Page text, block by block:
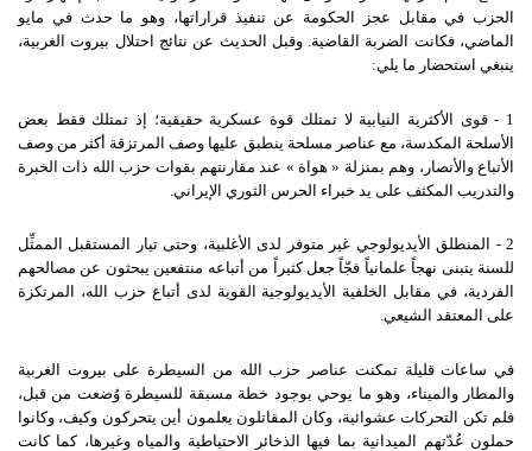
الحزب في مقابل عجز الحكومة عن تنفيذ قراراتها، وهو ما حدث في مايو
الماضي، فكانت الضربة القاضية. وقبل الحديث عن نتائج احتلال بيروت الغربية،
ينبغي استحضار ما يلي:
1 - قوى الأكثرية النيابية لا تمتلك قوة عسكرية حقيقية؛ إذ تمتلك فقط بعض
الأسلحة المكدسة، مع عناصر مسلحة ينطبق عليها وصف المرتزقة أكثر من وصف
الأتباع والأنصار، وهم بمنزلة « هواة » عند مقارنتهم بقوات حزب الله ذات الخبرة
والتدريب المكثف على يد خبراء الحرس الثوري الإيراني.
2 - المنطلق الأيديولوجي غير متوفر لدى الأغلبية، وحتى تيار المستقبل الممثِّل
للسنة يتبنى نهجاً علمانياً فجّاً جعل كثيراً من أتباعه منتفعين يبحثون عن مصالحهم
الفردية، في مقابل الخلفية الأيديولوجية القوية لدى أتباع حزب الله، المرتكزة
على المعتقد الشيعي.
في ساعات قليلة تمكنت عناصر حزب الله من السيطرة على بيروت الغربية
والمطار والميناء، وهو ما يوحي بوجود خطة مسبقة للسيطرة وُضعت من قبل،
فلم تكن التحركات عشوائية، وكان المقاتلون يعلمون أين يتحركون وكيف، وكانوا
حملون عُدّتهم الميدانية بما فيها الذخائر الاحتياطية والمياه وغيرها، كما كانت